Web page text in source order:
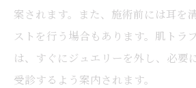
案されます。また、施術前には耳を
ストを行う場合もあります。肌トラ
は、すぐにジュエリーを外し、必要
受診するよう案内されます。